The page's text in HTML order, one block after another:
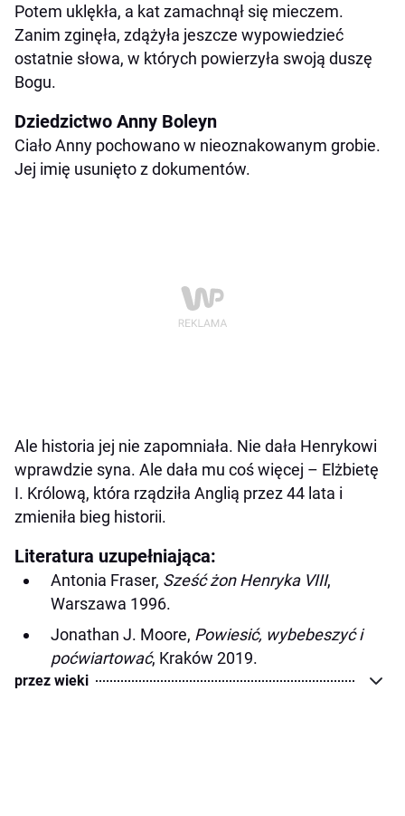
Potem uklękła, a kat zamachnął się mieczem.
Zanim zginęła, zdążyła jeszcze wypowiedzieć
ostatnie słowa, w których powierzyła swoją duszę
Bogu.
Dziedzictwo Anny Boleyn
Ciało Anny pochowano w nieoznakowanym grobie.
Jej imię usunięto z dokumentów.
Ale historia jej nie zapomniała. Nie dała Henrykowi
wprawdzie syna. Ale dała mu coś więcej – Elżbietę
I. Królową, która rządziła Anglią przez 44 lata i
zmieniła bieg historii.
Literatura uzupełniająca:
Antonia Fraser, Sześć żon Henryka VIII,
Warszawa 1996.
Jonathan J. Moore, Powiesić, wybebeszyć i
poćwiartować, Kraków 2019.
przez wieki